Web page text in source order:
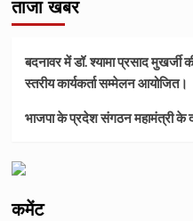
ताजा खबर
बदनावर में डॉ. श्यामा प्रसाद मुखर्जी
स्तरीय कार्यकर्ता सम्मेलन आयोजित।
भाजपा के प्रदेश संगठन महामंत्री के
कमेंट